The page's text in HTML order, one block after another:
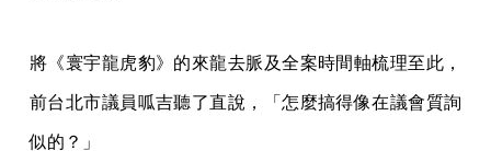
將《寰宇龍虎豹》的來龍去脈及全案時間軸梳理至此，
前台北市議員呱吉聽了直說，「怎麼搞得像在議會質詢
似的？」